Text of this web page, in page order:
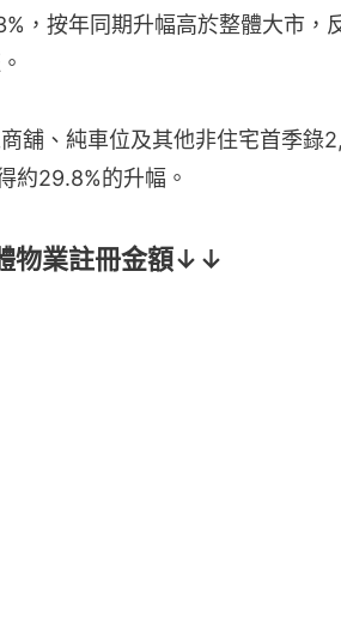
，按年同期升幅高於整體大市，
舖、純車位及其他非住宅首季錄
約29.8%的升幅。
物業註冊金額↓↓